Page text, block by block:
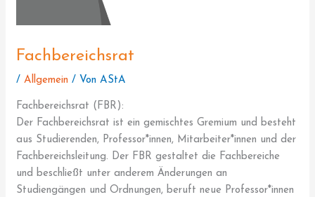
Fachbereichsrat
/Allgemein / VonAStA
Fachbereichsrat (FBR):
Der Fachbereichsrat ist ein gemischtes Gremium und besteht
aus Studierenden, Professor*innen, Mitarbeiter*innen und der
Fachbereichsleitung. Der FBR gestaltet die Fachbereiche
und beschließt unter anderem Änderungen an
Studiengängen und Ordnungen, beruft neue Professor*innen